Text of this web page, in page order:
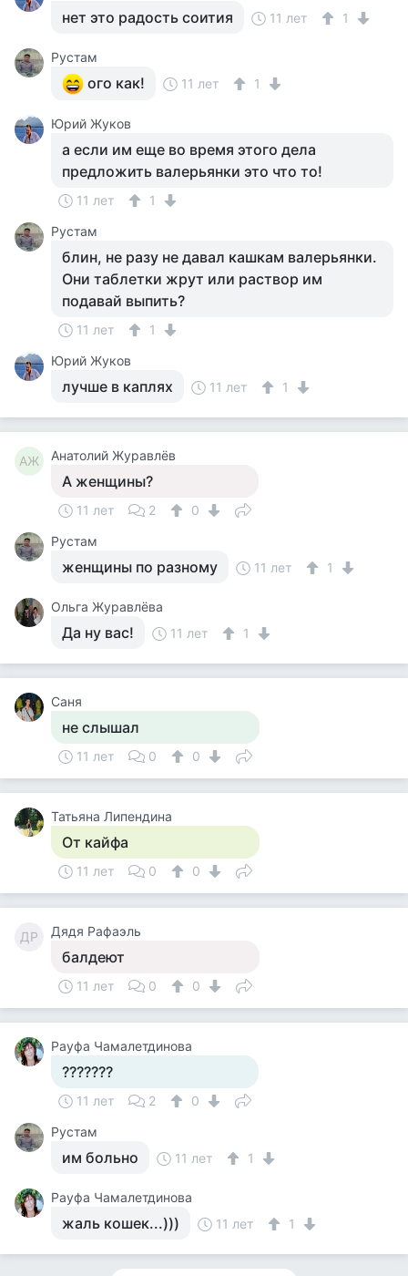
нет это радость соития 11 лет 1
Рустам
ого как! 11 лет 1
Юрий Жуков
а если им еще во время этого дела
предложить валерьянки это что то!
11 лет
1
Рустам
блин, не разу не давал кашкам валерьянки.
Они таблетки жрут или раствор им
подавай выпить?
11 лет
1
Юрий Жуков
лучше в каплях 11 лет 1
АЖ Анатолий Журавлёв
А женщины?
11 лет 2
0
Рустам
женщины по разному 11 лет 1
Ольга Журавлёва
Да ну вас! 11 лет 1
Саня
не слышал
11 лет 0 0
Татьяна Липендина
От кайфа
11 лет 0 0
ДР Дядя Рафаэль
балдеют
11 лет 0 0
Рауфа Чамалетдинова
???????
11 лет 2
0
Рустам
им больно 11 лет 1
Рауфа Чамалетдинова
жаль кошек...))) 11 лет 1